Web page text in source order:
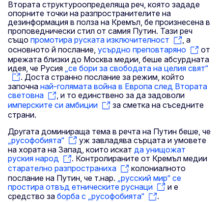
Втората структуроопределяща реч, която зададе
опорните точки на разпространителите на
дезинформация в полза на Кремъл, бе произнесена в
проповеднически стил от самия Путин. Тази реч
също промотира руската изключителност
, а
основното й послание, усърдно преповтаряно
от
мрежата близки до Москва медии, беше абсурдната
идея, че Русия „се бори за свободата на целия свят“
. Доста странно послание за режим, който
започна най-голямата война в Европа след Втората
световна
, и то единствено за да задоволи
имперските си амбиции
за сметка на съседните
страни.
Другата доминираща тема в речта на Путин беше, че
„русофобията“
уж завладява сърцата и умовете
на хората на Запад, които искат да унищожат
руския народ
. Контролираните от Кремъл медии
старателно разпространиха
колониалното
послание на Путин, че т.нар. „русский мир“ се
простира отвъд етническите руснаци
и е
средство за борба с „русофобията“
.